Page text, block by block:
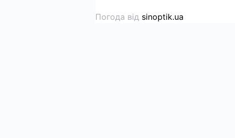
Погода від sinoptik.ua